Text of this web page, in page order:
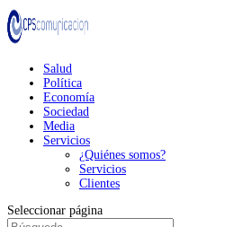
Salud
Política
Economía
Sociedad
Media
Servicios
¿Quiénes somos?
Servicios
Clientes
Seleccionar página